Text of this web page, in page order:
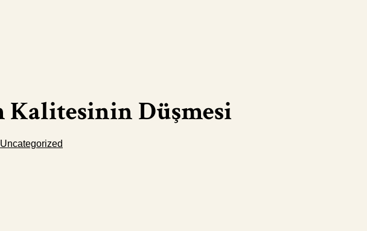
Kalitesinin Düşmesi
Uncategorized